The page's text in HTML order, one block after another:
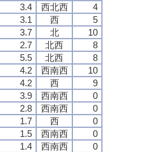
3.4 西北西
4
3.1 西
5
3.7 北
10
2.7 北西
8
5.5 北西
8
4.2 西南西
10
4.2 西
9
3.9 西南西
0
2.8 西南西
0
1.7 西
0
1.5 西南西
0
1.4 西南西
0